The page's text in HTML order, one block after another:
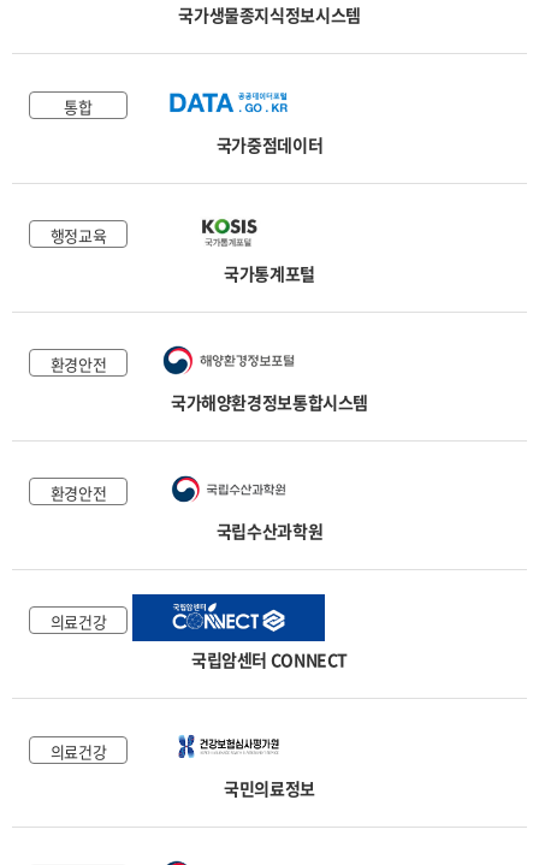
국가생물종지식정보시스템
통합
국가중점데이터
행정교육
국가통계포털
환경안전
국가해양환경정보통합시스템
환경안전
국립수산과학원
의료건강
국립암센터 CONNECT
의료건강
국민의료정보